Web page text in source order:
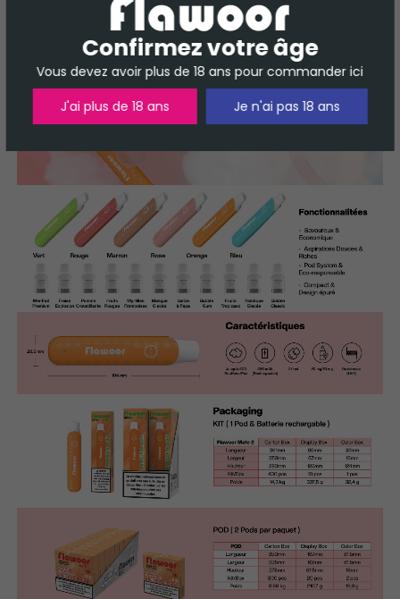
Confirmez votre âge
Vous devez avoir plus de 18 ans pour commander ici
J'ai plus de 18 ans
Je n'ai pas 18 ans